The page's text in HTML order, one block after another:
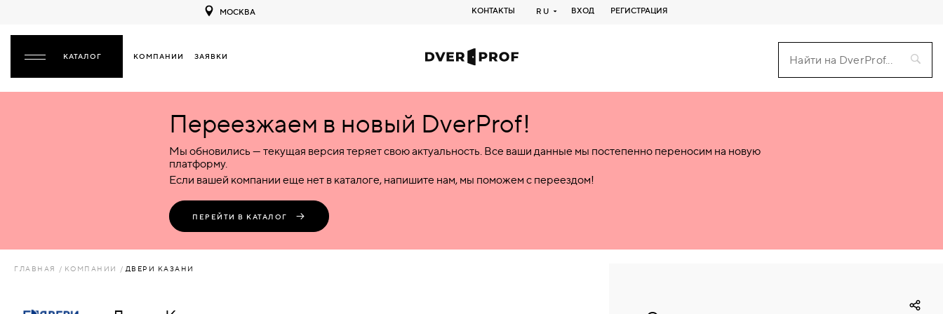
МОСКВА КОНТАКТЫ RU ВХОД РЕГИСТРАЦИЯ
КОМПАНИИ ЗАЯВКИ
НАЗАД
ПЛАСТИКОВЫЕ
КОМБИНИРОВАННЫЕ
Межкомнатные
Деревянные
Пластиковые
Комбинированные
Входные
Металлические
Пластиковые
Стеклянные
Комбинированные
Специализированные
Металлические
Пластиковые
Стеклянные
Комбинированные
Переезжаем в новый DverProf!
Мы обновились — текущая версия теряет свою актуальность. Все ваши данные мы постепенно переносим на новую
платформу.
Если вашей компании еще нет в каталоге, напишите нам, мы поможем с переездом!
ПЕРЕЙТИ В КАТАЛОГ
ГЛАВНАЯ КОМПАНИИ ДВЕРИ КАЗАНИ